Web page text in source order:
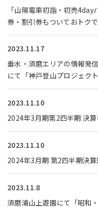
「山陽電車初詣・初売
券・割引券もついておトク
2023.11.17
垂水・須磨エリアの情報発
にて「神戸登山プロジェク
2023.11.10
2024年3月期第2四半期 決
2023.11.10
2024年3月期 第2四半期決算
2023.11.8
須磨浦山上遊園にて「昭和